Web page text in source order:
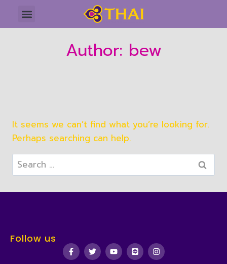
Author: bew
It seems we can’t find what you’re looking for.
Perhaps searching can help.
Follow us